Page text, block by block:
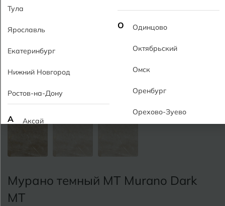
Мурано темный MT Murano Dark
MT
Тула
Ярославль
Екатеринбург
Нижний Новгород
Ростов-на-Дону
А Аксай
Анапа
О Одинцово
Октябрьский
Омск
Оренбург
Орехово-Зуево
Псков